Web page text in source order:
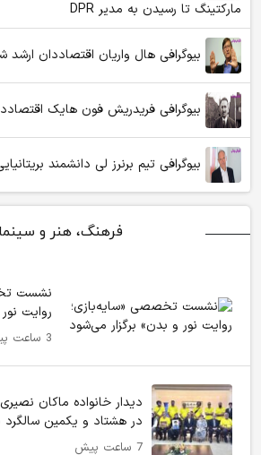
مارکتینگ تا رسیدن به مدیر DPR
بیوگرافی هال واریان اقتصاددان
بیوگرافی فریدریش فون هایک
بیوگرافی تیم برنرز لی دانشمند
فرهنگ، هنر و سینما
نشست
روایت
3 ساعت پیش
دیدار خانواده ماکان
در هشتاد و یکمین سالگرد
7 ساعت پیش